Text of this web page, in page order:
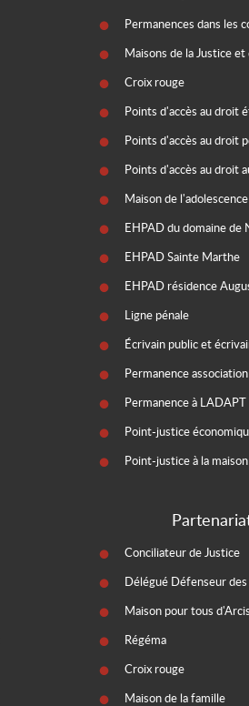
Permanences dans les
Maisons de la Justice
Croix rouge
Points d'accès au droit
Points d'accès au droit
Points d'accès au droit
Maison de
EHPAD du domaine de
EHPAD Sainte Marthe
EHPAD résidence
Ligne pénale
Écrivain public et
Permanence
Permanence à LADAPT
Point-justice
Point-justice à la
Conciliateur de Justice
Délégué Défenseur
Maison pour tous d'Arcis
Régéma
Croix rouge
Maison de la famille